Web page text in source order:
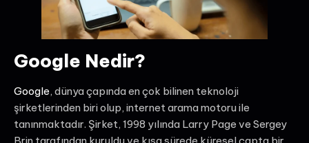
Google Nedir?
Google, dünya çapında en çok bilinen teknoloji
şirketlerinden biri olup, internet arama motoru ile
tanınmaktadır. Şirket, 1998 yılında Larry Page ve Sergey
Brin tarafından kuruldu ve kısa sürede küresel çapta bir